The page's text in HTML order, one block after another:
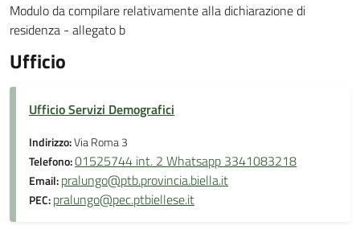
Modulo da compilare relativamente alla dichiarazione di
residenza - allegato b
Ufficio
Ufficio Servizi Demografici
Indirizzo:Via Roma 3
Telefono:01525744 int. 2 Whatsapp 3341083218
Email:pralungo@ptb.provincia.biella.it
PEC:pralungo@pec.ptbiellese.it